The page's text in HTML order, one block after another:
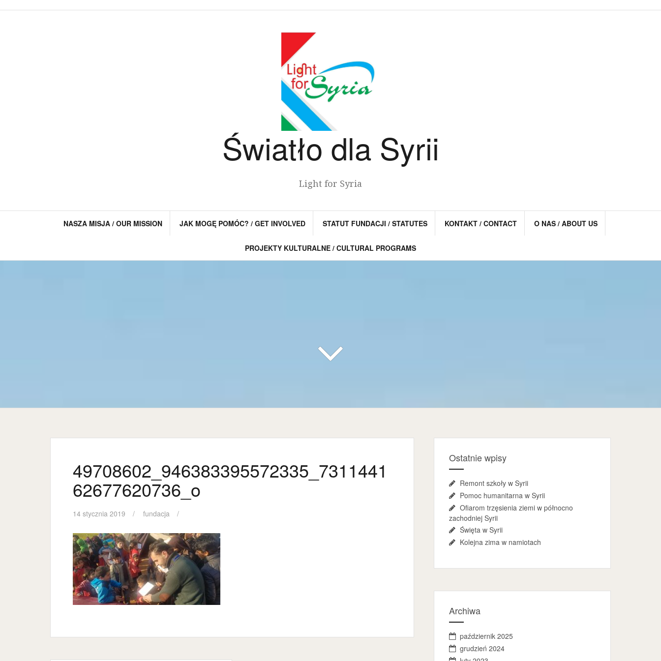
Światło dla Syrii
Light for Syria
NASZA MISJA / OUR MISSION JAK MOGĘ POMÓC? / GET INVOLVED STATUT FUNDACJI / STATUTES KONTAKT / CONTACT O NAS / ABOUT US
PROJEKTY KULTURALNE / CULTURAL PROGRAMS
49708602_946383395572335_7311441
62677620736_o
14 stycznia 2019 fundacja
Ostatnie wpisy
Remont szkoły w Syrii
Pomoc humanitarna w Syrii
Ofiarom trzęsienia ziemi w północno
zachodniej Syrii
Święta w Syrii
Kolejna zima w namiotach
Archiwa
październik 2025
grudzień 2024